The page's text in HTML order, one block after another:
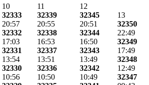
10
32333
20:57
32332
17:03
32331
13:54
32330
10:56
11
32339
20:55
32338
16:53
32337
13:51
32336
10:50
12
32345
20:51
32344
16:50
32343
13:49
32342
10:49
13
32350
22:49
32349
17:49
32348
12:49
32347